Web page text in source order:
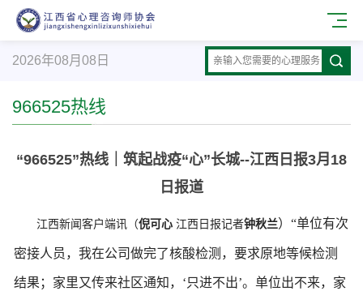
2026年08月08日
966525热线
“966525”热线｜筑起战疫“心”长城--江西日报3月18
日报道
江西新闻客户端讯（倪可心 江西日报记者钟秋兰） “单位有次
密接人员，我在公司做完了核酸检测，要求原地等候检测
结果；家里又传来社区通知，‘只进不出’。单位出不来，家